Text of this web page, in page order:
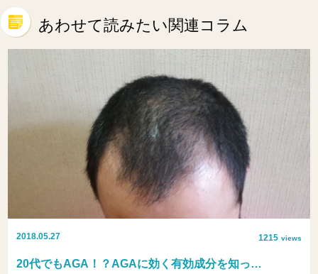
あわせて読みたい関連コラム
2018.05.27 1215 views
20代でもAGA！？AGAに効く有効成分を知っ…